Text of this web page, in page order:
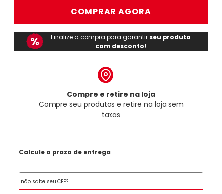
COMPRAR AGORA
Finalize a compra para garantir seu produto
com desconto!
Compre e retire na loja
Compre seu produtos e retire na loja sem
taxas